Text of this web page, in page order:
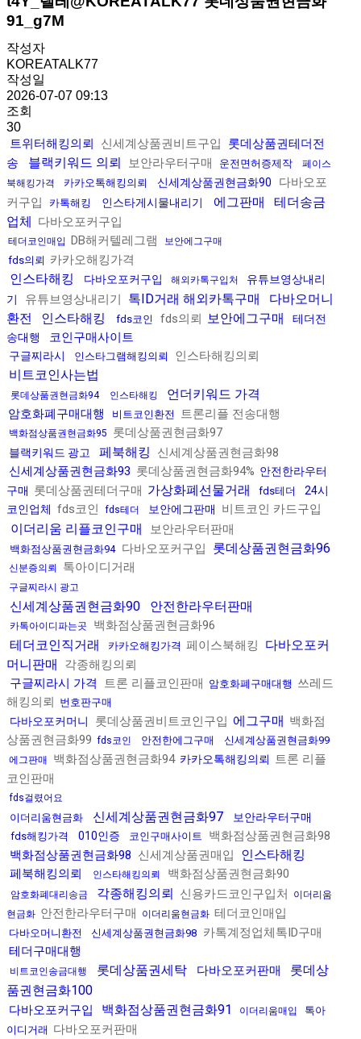
91_g7M
작성자
KOREATALK77
작성일
2026-07-07 09:13
조회
30
트위터해킹의뢰 신세계상품권비트구입
롯데상품권테더전
송
블랙키워드 의뢰 보안라우터구매 운전면허증제작
페이스
북해킹가격
카카오톡해킹의뢰 신세계상품권현금화90
다바오포
커구입
카톡해킹 인스타게시물내리기 에그판매
테더송금
업체 다바오포커구입
테더코인매입 DB해커텔레그램 보안에그구매
fds의뢰 카카오해킹가격
인스타해킹 다바오포커구입 해외카톡구입처
유튜브영상내리
기
유튜브영상내리기 톡ID거래 해외카톡구매
다바오머니
환전
인스타해킹 fds코인 fds의뢰 보안에그구매
테더전
송대행
코인구매사이트
구글찌라시 인스타그램해킹의뢰 인스타해킹의뢰
비트코인사는법
롯데상품권현금화94 인스타해킹 언더키워드 가격
암호화폐구매대행 비트코인환전 트론리플 전송대행
백화점상품권현금화95 롯데상품권현금화97
블랙키워드 광고 페북해킹
신세계상품권현금화98
신세계상품권현금화93 롯데상품권현금화94% 안전한라우터
구매 롯데상품권테더구매 가상화폐선물거래 fds테더
24시
코인업체 fds코인 fds테더 보안에그판매 비트코인 카드구입
이더리움 리플코인구매 보안라우터판매
백화점상품권현금화94 다바오포커구입 롯데상품권현금화96
신분증의뢰 톡아이디거래
구글찌라시 광고
신세계상품권현금화90 안전한라우터판매
카톡아이디파는곳 백화점상품권현금화96
테더코인직거래 카카오해킹가격 페이스북해킹
다바오포커
머니판매
각종해킹의뢰
구글찌라시 가격
트론 리플코인판매 암호화폐구매대행 쓰레드
해킹의뢰 번호판구매
다바오포커머니 롯데상품권비트코인구입 에그구매 백화점
상품권현금화99 fds코인 안전한에그구매 신세계상품권현금화99
에그판매 백화점상품권현금화94 카카오톡해킹의뢰 트론 리플
코인판매
fds걸렸어요
이더리움현금화 신세계상품권현금화97 보안라우터구매
fds해킹가격 010인증 코인구매사이트
백화점상품권현금화98
백화점상품권현금화98 신세계상품권매입 인스타해킹
페북해킹의뢰 인스타해킹의뢰 백화점상품권현금화90
암호화폐대리송금 각종해킹의뢰 신용카드코인구입처
이더리움
현금화 안전한라우터구매 이더리움현금화 테더코인매입
다바오머니환전 신세계상품권현금화98 카톡계정업체톡ID구매
테더구매대행
비트코인송금대행 롯데상품권세탁 다바오포커판매
롯데상
품권현금화100
다바오포커구입 백화점상품권현금화91 이더리움매입
톡아
이디거래 다바오포커판매